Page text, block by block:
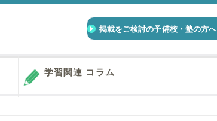
掲載をご検討の予備校・塾の方へ
学習関連 コラム